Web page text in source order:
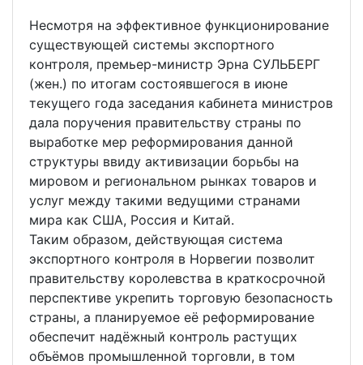
Несмотря на эффективное функционирование
существующей системы экспортного
контроля, премьер-министр Эрна СУЛЬБЕРГ
(жен.) по итогам состоявшегося в июне
текущего года заседания кабинета министров
дала поручения правительству страны по
выработке мер реформирования данной
структуры ввиду активизации борьбы на
мировом и региональном рынках товаров и
услуг между такими ведущими странами
мира как США, Россия и Китай.
Таким образом, действующая система
экспортного контроля в Норвегии позволит
правительству королевства в краткосрочной
перспективе укрепить торговую безопасность
страны, а планируемое её реформирование
обеспечит надёжный контроль растущих
объёмов промышленной торговли, в том